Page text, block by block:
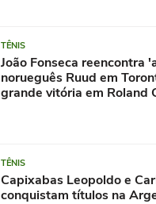
TÊNIS
João Fonseca reencontra
norueguês Ruud em
grande vitória em Roland
TÊNIS
Capixabas Leopoldo e
conquistam títulos na